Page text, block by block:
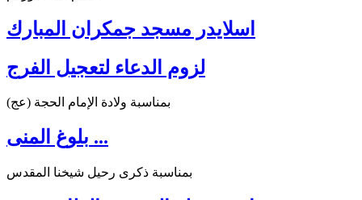
اسلايدر مسجد جمكران المبارك
لزوم الدعاء لتعجيل الفرج
بمناسبة ولادة الإمام الحجة (عج)
بلوغ المنى ...
بمناسبة ذكرى رحيل شيخنا المقدس